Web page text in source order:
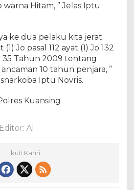
Hitam, ” Jelas Iptu
ke dua pelaku kita jerat
(1) Jo pasal 112 ayat (1) Jo 132
35 Tahun 2009 tentang
10 tahun penjara, ”
Iptu Novris.
Kuansing
Editor: Al
Ikuti Kami